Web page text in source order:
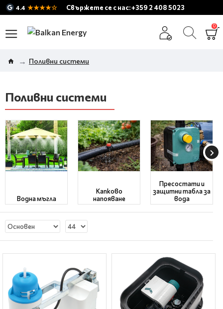
4.4 ★★★★☆ Свържете се с нас: +359 2 408 5023
0
Поливни системи
Поливни системи
Водна мъгла
Капково
напояване
Пресостати и
защитни табла за
вода